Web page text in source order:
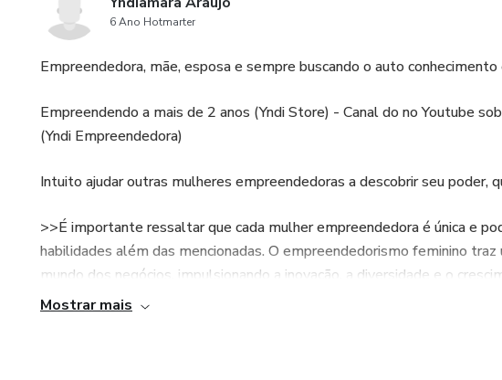
6 Ano Hotmarter
Empreendedora, mãe, esposa e sempre buscando o auto
Empreendendo a mais de 2 anos (Yndi Store) - Canal do no Youtube
(Yndi Empreendedora)
Intuito ajudar outras mulheres empreendedoras a descobrir seu poder,
>>É importante ressaltar que cada mulher empreendedora é única e
habilidades além das mencionadas. O empreendedorismo feminino
mundo dos negócios, impulsionando a inovação, a diversidade e o
Mostrar mais